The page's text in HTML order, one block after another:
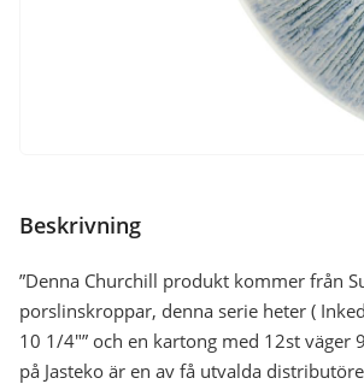
Beskrivning
”Denna Churchill produkt kommer från
porslinskroppar, denna serie heter (
10 1/4″” och en kartong med 12st väger
på Jasteko är en av få utvalda